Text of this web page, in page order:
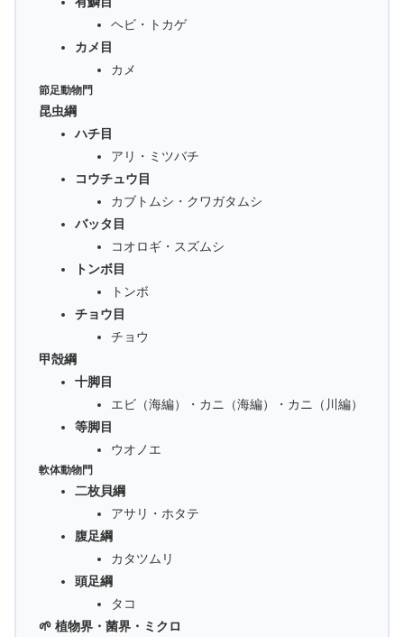
ヘビ・トカゲ
カメ目
カメ
節足動物門
昆虫綱
ハチ目
アリ・ミツバチ
コウチュウ目
カブトムシ・クワガタムシ
バッタ目
コオロギ・スズムシ
トンボ目
トンボ
チョウ目
チョウ
甲殻綱
十脚目
エビ（海編）・カニ（海編）・カニ（川編）
等脚目
ウオノエ
軟体動物門
二枚貝綱
アサリ・ホタテ
腹足綱
カタツムリ
頭足綱
タコ
🌱 植物界・菌界・ミクロ